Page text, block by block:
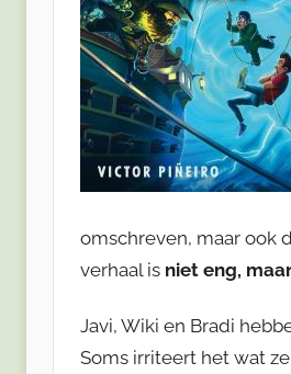
omschreven, maar ook
verhaal is niet eng,
Javi, Wiki en Bradi
Soms irriteert het wat